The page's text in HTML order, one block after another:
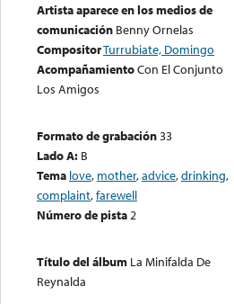
Artista aparece en los medios de
comunicación Benny Ornelas
CompositorTurrubiate, Domingo
AcompañamientoCon El Conjunto
Los Amigos
Formato de grabación33
Lado A: B
Tema love, mother,advice,drinking,
complaint,farewell
Número de pista2
Título del álbum La Minifalda De
Reynalda